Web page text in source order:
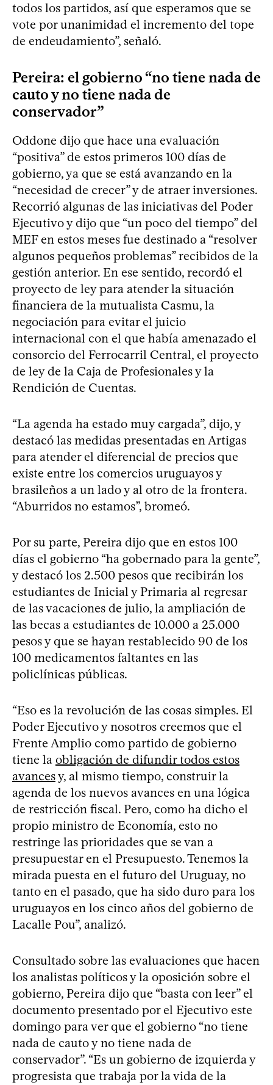
todos los partidos, así que esperamos que se
vote por unanimidad el incremento del tope
de endeudamiento”, señaló.
Pereira: el gobierno “no tiene nada de
cauto y no tiene nada de
conservador”
Oddone dijo que hace una evaluación
“positiva” de estos primeros 100 días de
gobierno, ya que se está avanzando en la
“necesidad de crecer” y de atraer inversiones.
Recorrió algunas de las iniciativas del Poder
Ejecutivo y dijo que “un poco del tiempo” del
MEF en estos meses fue destinado a “resolver
algunos pequeños problemas” recibidos de la
gestión anterior. En ese sentido, recordó el
proyecto de ley para atender la situación
financiera de la mutualista Casmu, la
negociación para evitar el juicio
internacional con el que había amenazado el
consorcio del Ferrocarril Central, el proyecto
de ley de la Caja de Profesionales y la
Rendición de Cuentas.
“La agenda ha estado muy cargada”, dijo, y
destacó las medidas presentadas en Artigas
para atender el diferencial de precios que
existe entre los comercios uruguayos y
brasileños a un lado y al otro de la frontera.
“Aburridos no estamos”, bromeó.
Por su parte, Pereira dijo que en estos 100
días el gobierno “ha gobernado para la gente”,
y destacó los 2.500 pesos que recibirán los
estudiantes de Inicial y Primaria al regresar
de las vacaciones de julio, la ampliación de
las becas a estudiantes de 10.000 a 25.000
pesos y que se hayan restablecido 90 de los
100 medicamentos faltantes en las
policlínicas públicas.
“Eso es la revolución de las cosas simples. El
Poder Ejecutivo y nosotros creemos que el
Frente Amplio como partido de gobierno
tiene la obligación de difundir todos estos
avancesy, al mismo tiempo, construir la
agenda de los nuevos avances en una lógica
de restricción fiscal. Pero, como ha dicho el
propio ministro de Economía, esto no
restringe las prioridades que se van a
presupuestar en el Presupuesto. Tenemos la
mirada puesta en el futuro del Uruguay, no
tanto en el pasado, que ha sido duro para los
uruguayos en los cinco años del gobierno de
Lacalle Pou”, analizó.
Consultado sobre las evaluaciones que hacen
los analistas políticos y la oposición sobre el
gobierno, Pereira dijo que “basta con leer” el
documento presentado por el Ejecutivo este
domingo para ver que el gobierno “no tiene
nada de cauto y no tiene nada de
conservador”. “Es un gobierno de izquierda y
progresista que trabaja por la vida de la